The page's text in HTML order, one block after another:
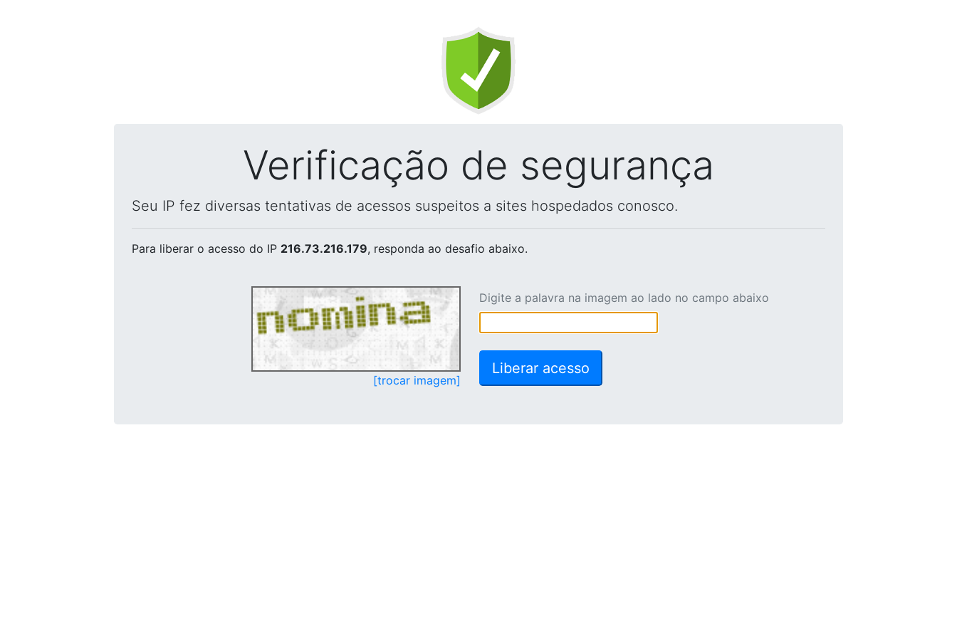
Verificação de segurança
Seu IP fez diversas tentativas de acessos suspeitos a sites hospedados conosco.
Para liberar o acesso do IP 216.73.216.179, responda ao desafio abaixo.
[trocar imagem]
Digite a palavra na imagem ao lado no campo abaixo